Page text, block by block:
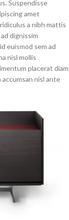
Suspendisse
amet
a nibh mattis
dignissim
euismod sem ad
nisl mollis
placerat diam
nisl ante